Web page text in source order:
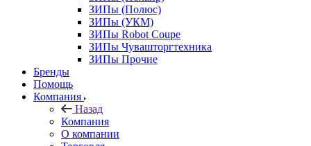
ЗИПы (Полюс)
ЗИПы (УКМ)
ЗИПы Robot Coupe
ЗИПы Чувашторгтехника
ЗИПы Прочие
Бренды
Помощь
Компания
Назад
Компания
О компании